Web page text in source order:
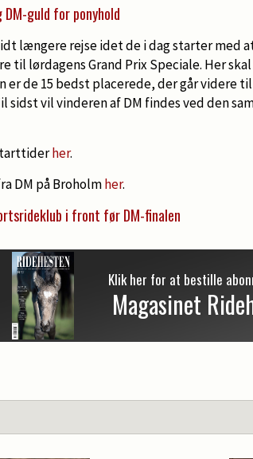
guld for ponyhold
længere rejse idet de i dag starter med
til lørdagens Grand Prix Speciale. Her
er de 15 bedst placerede, der går videre
sidst vil vinderen af DM findes ved den
her.
DM på Broholmher.
i front før DM-finalen
Klik her for at bestille
Magasinet